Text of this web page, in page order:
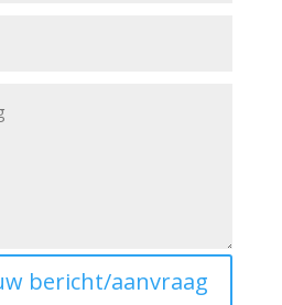
bericht/aanvraag